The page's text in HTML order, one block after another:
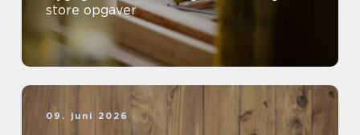
store opgaver
09. juni 2026